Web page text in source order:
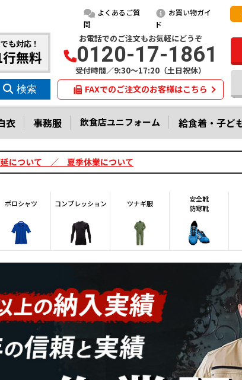
よくあるご質
問
お買い物ガイ
ド
も対応！
無料
お電話でのご注文もお気軽にどうぞ
0120-17-1861
受付時間／9:30～17:20（土日祝休）
FAXでのご注文のお客様はこちら
衣 事務服 飲食店ユニフォーム 給食着・子ど
延について ／ 夏季休業について
ポロシャツ コンプレッション ツナギ服
安全靴
防寒靴